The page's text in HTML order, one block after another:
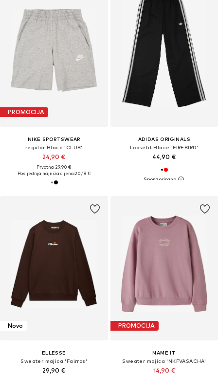
PROMOCIJA
NIKE SPORTSWEAR
regular Hlače 'CLUB'
24,90 €
Prvotno: 29,90 €
Posljednja najniža cijena:20,18 €
ADIDAS ORIGINALS
Loosefit Hlače 'FIREBIRD'
44,90 €
Novo
ELLESSE
Sweater majica 'Fairros'
29,90 €
PROMOCIJA
NAME IT
Sweater majica 'NKFVASACHA'
14,90 €